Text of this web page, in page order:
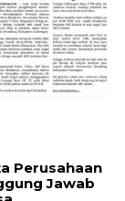
Perusahaan
Jawab